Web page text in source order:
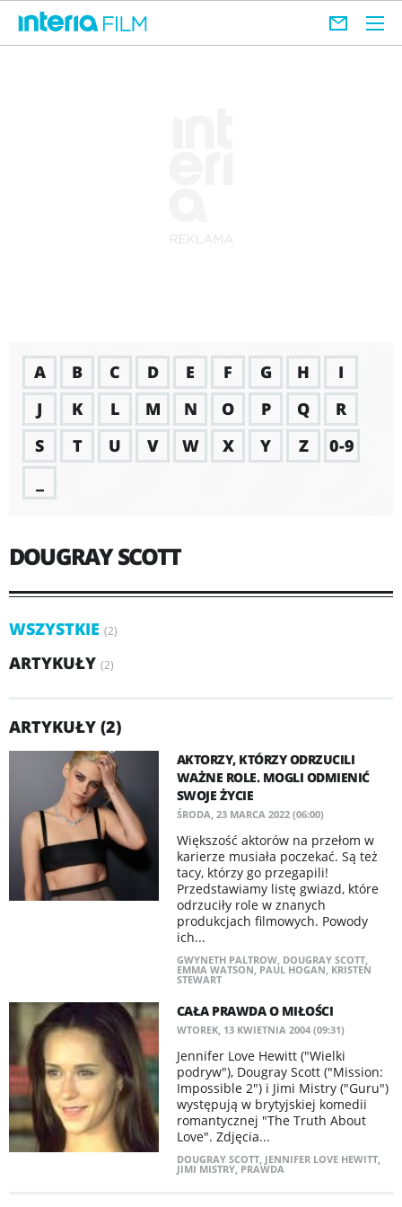
A B C D E F G H
I
J
K L M N O P Q
R
S
T U V W X Y Z
0-9
DOUGRAY SCOTT
WSZYSTKIE (2)
ARTYKUŁY (2)
ARTYKUŁY (2)
AKTORZY, KTÓRZY ODRZUCILI
WAŻNE ROLE. MOGLI ODMIENIĆ
SWOJE ŻYCIE
ŚRODA, 23 MARCA 2022 (06:00)
Większość aktorów na przełom w
karierze musiała poczekać. Są też
tacy, którzy go przegapili!
Przedstawiamy listę gwiazd, które
odrzuciły role w znanych
produkcjach filmowych. Powody
ich...
GWYNETH PALTROW, DOUGRAY SCOTT,
EMMA WATSON, PAUL HOGAN, KRISTEN
STEWART
CAŁA PRAWDA O MIŁOŚCI
WTOREK, 13 KWIETNIA 2004 (09:31)
Jennifer Love Hewitt ("Wielki
podryw"), Dougray Scott ("Mission:
Impossible 2") i Jimi Mistry ("Guru")
występują w brytyjskiej komedii
romantycznej "The Truth About
Love". Zdjęcia...
DOUGRAY SCOTT, JENNIFER LOVE HEWITT,
JIMI MISTRY, PRAWDA